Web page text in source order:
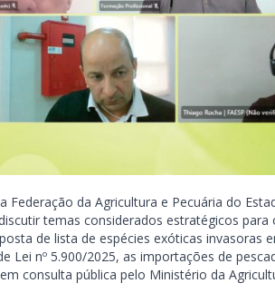
Federação da Agricultura e Pecuária do
temas considerados estratégicos para
de lista de espécies exóticas invasoras
Lei nº 5.900/2025, as importações de
consulta pública pelo Ministério da